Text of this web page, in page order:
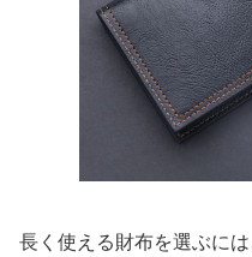
長く使える財布を選ぶには